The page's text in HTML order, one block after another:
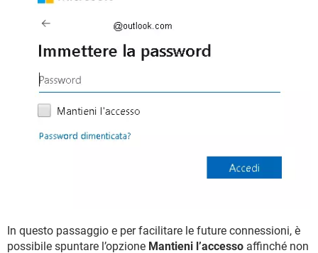
In questo passaggio e per facilitare le future connessioni, è
possibile spuntare l’opzione Mantieni l’accesso affinché non